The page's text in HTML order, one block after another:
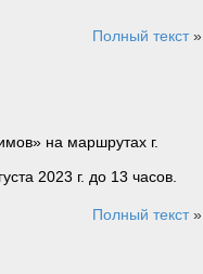
Полный текст»
на маршрутах г.
2023 г. до 13 часов.
Полный текст»